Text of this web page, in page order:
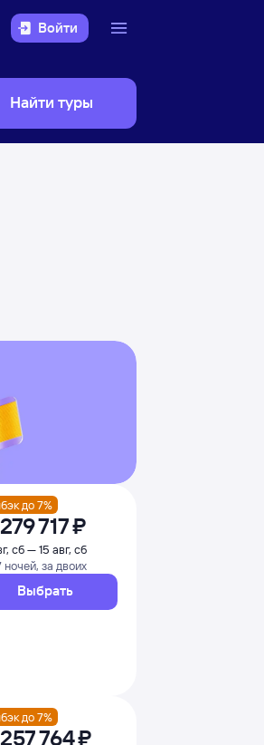
Войти
Найти туры
до 7%
279 ⁠717 ⁠₽
сб — 15 авг, сб
ночей, за двоих
Выбрать
до 7%
257 ⁠764 ⁠₽